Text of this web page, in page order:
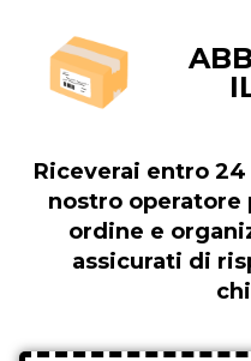
Riceverai entro
nostro
ordine e
assicurati di